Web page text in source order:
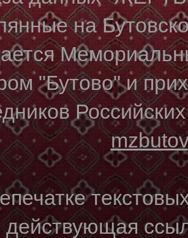
на
"Бутово" и
действующая